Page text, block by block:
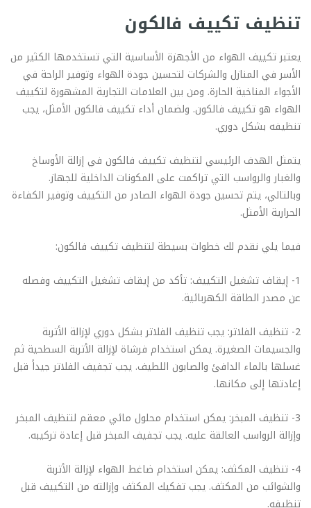
تنظيف تكييف فالكون
يعتبر تكييف الهواء من الأجهزة الأساسية التي تستخدمها الكثير من
الأسر في المنازل والشركات لتحسين جودة الهواء وتوفير الراحة في
الأجواء المناخية الحارة. ومن بين العلامات التجارية المشهورة لتكييف
الهواء هو تكييف فالكون. ولضمان أداء تكييف فالكون الأمثل، يجب
تنظيفه بشكل دوري.
يتمثل الهدف الرئيسي لتنظيف تكييف فالكون في إزالة الأوساخ
والغبار والرواسب التي تراكمت على المكونات الداخلية للجهاز.
وبالتالي، يتم تحسين جودة الهواء الصادر من التكييف وتوفير الكفاءة
الحرارية الأمثل.
فيما يلي نقدم لك خطوات بسيطة لتنظيف تكييف فالكون:
1- إيقاف تشغيل التكييف: تأكد من إيقاف تشغيل التكييف وفصله
عن مصدر الطاقة الكهربائية.
2- تنظيف الفلاتر: يجب تنظيف الفلاتر بشكل دوري لإزالة الأتربة
والجسيمات الصغيرة. يمكن استخدام فرشاة لإزالة الأتربة السطحية ثم
غسلها بالماء الدافئ والصابون اللطيف. يجب تجفيف الفلاتر جيداً قبل
إعادتها إلى مكانها.
3- تنظيف المبخر: يمكن استخدام محلول مائي معقم لتنظيف المبخر
وإزالة الرواسب العالقة عليه. يجب تجفيف المبخر قبل إعادة تركيبه.
4- تنظيف المكثف: يمكن استخدام ضاغط الهواء لإزالة الأتربة
والشوائب من المكثف. يجب تفكيك المكثف وإزالته من التكييف قبل
تنظيفه.